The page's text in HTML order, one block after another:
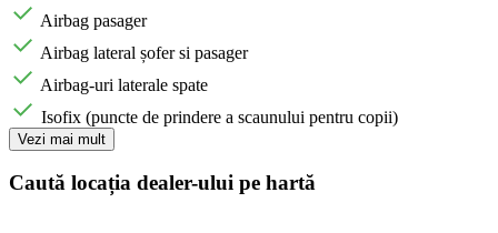
Airbag pasager
Airbag lateral șofer si pasager
Airbag-uri laterale spate
Isofix (puncte de prindere a scaunului pentru copii)
Vezi mai mult
Caută locația dealer-ului pe hartă